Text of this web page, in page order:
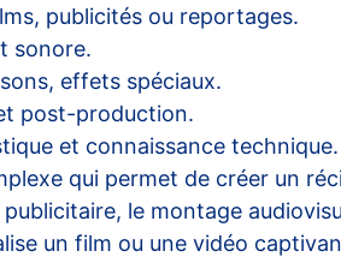
publicités ou reportages.
sonore.
effets spéciaux.
post-production.
et connaissance technique.
qui permet de créer un
le montage
un film ou une vidéo